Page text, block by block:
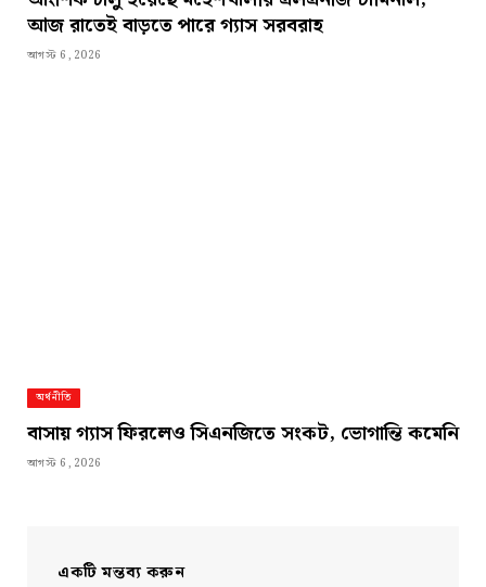
আজ রাতেই বাড়তে পারে গ্যাস সরবরাহ
আগস্ট 6, 2026
অর্থনীতি
বাসায় গ্যাস ফিরলেও সিএনজিতে সংকট, ভোগান্তি কমেনি
আগস্ট 6, 2026
একটি মন্তব্য করুন